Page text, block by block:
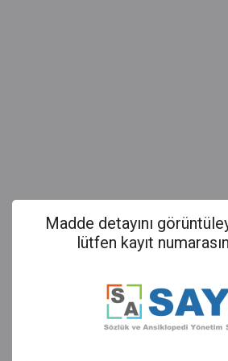
Madde detayını
lütfen kayıt